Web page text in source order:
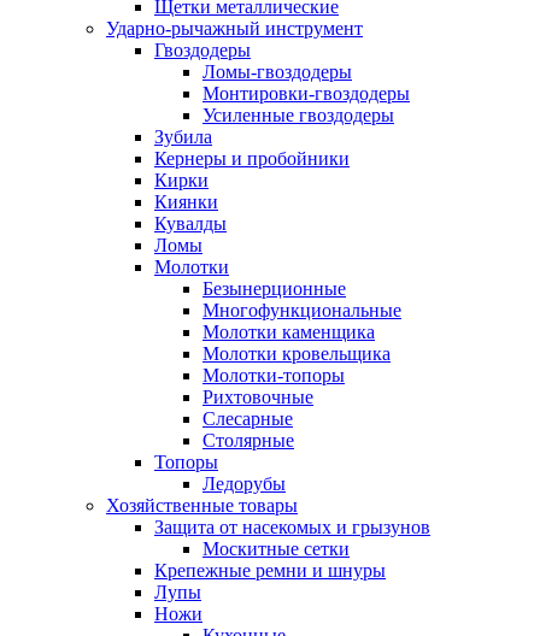
Щетки металлические
Ударно-рычажный инструмент
Гвоздодеры
Ломы-гвоздодеры
Монтировки-гвоздодеры
Усиленные гвоздодеры
Зубила
Кернеры и пробойники
Кирки
Киянки
Кувалды
Ломы
Молотки
Безынерционные
Многофункциональные
Молотки каменщика
Молотки кровельщика
Молотки-топоры
Рихтовочные
Слесарные
Столярные
Топоры
Ледорубы
Хозяйственные товары
Защита от насекомых и грызунов
Москитные сетки
Крепежные ремни и шнуры
Лупы
Ножи